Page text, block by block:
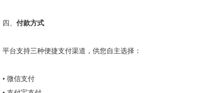
四、 付款方式
平台支持三种便捷支付渠道，供您自主选择：
• 微信支付